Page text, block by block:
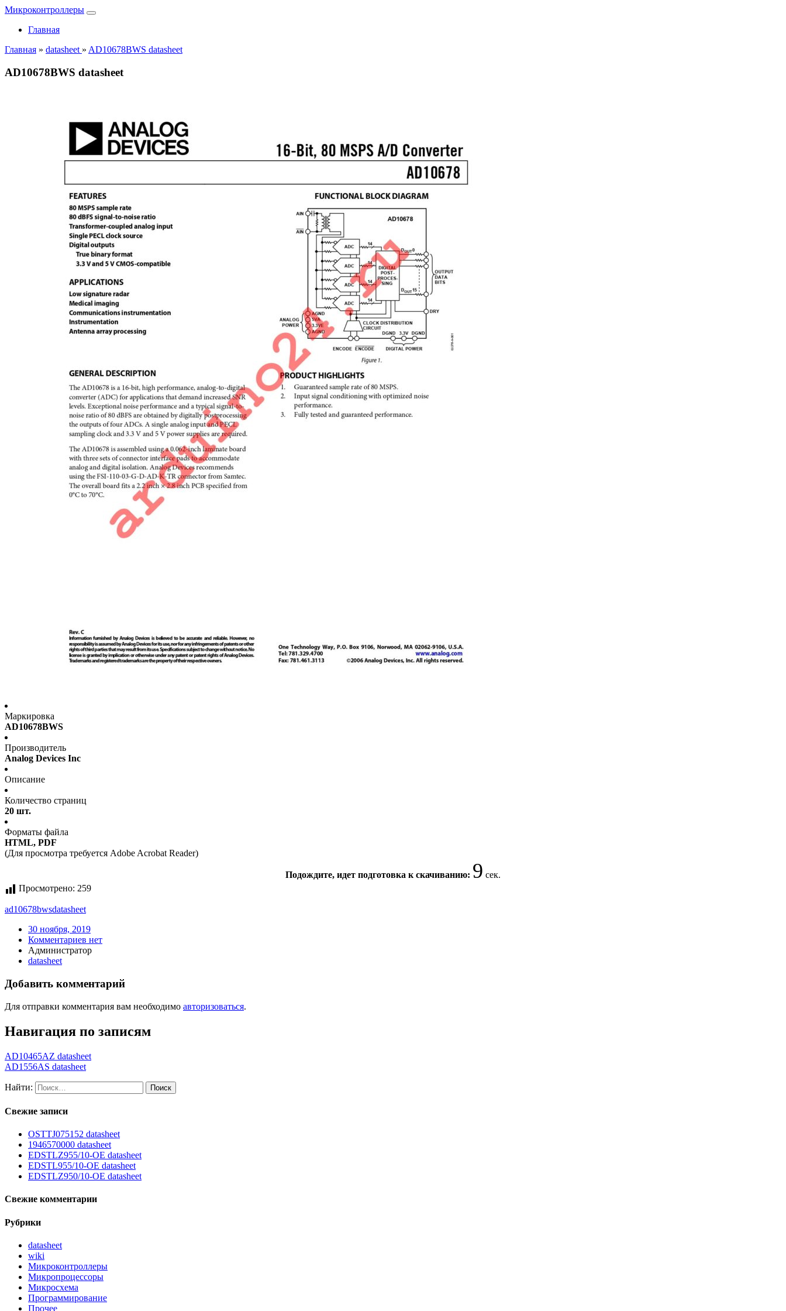
Микроконтроллеры
Главная
Главная » datasheet » AD10678BWS datasheet
AD10678BWS datasheet
Маркировка
AD10678BWS
Производитель
Analog Devices Inc
Описание
Количество страниц
20 шт.
Форматы файла
HTML, PDF
(Для просмотра требуется Adobe Acrobat Reader)
Подождите, идет подготовка к скачиванию: 9 сек.
Просмотрено: 259
ad10678bwsdatasheet
30 ноября, 2019
Комментариев нет
Администратор
datasheet
Добавить комментарий
Для отправки комментария вам необходимо авторизоваться.
Навигация по записям
AD10465AZ datasheet
AD1556AS datasheet
Найти:
Свежие записи
OSTTJ075152 datasheet
1946570000 datasheet
EDSTLZ955/10-OE datasheet
EDSTL955/10-OE datasheet
EDSTLZ950/10-OE datasheet
Свежие комментарии
Рубрики
datasheet
wiki
Микроконтроллеры
Микропроцессоры
Микросхема
Программирование
Прочее